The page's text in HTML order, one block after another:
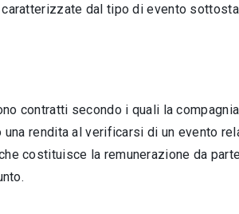
caratterizzate dal tipo di evento
contratti secondo i quali la
una rendita al verificarsi di un evento
costituisce la remunerazione da